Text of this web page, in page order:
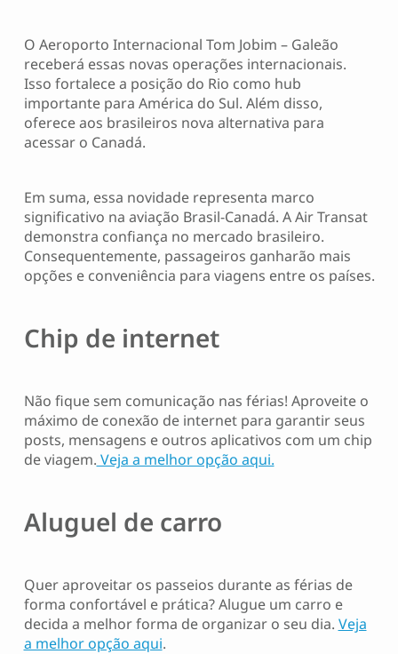
O Aeroporto Internacional Tom Jobim – Galeão
receberá essas novas operações internacionais.
Isso fortalece a posição do Rio como hub
importante para América do Sul. Além disso,
oferece aos brasileiros nova alternativa para
acessar o Canadá.
Em suma, essa novidade representa marco
significativo na aviação Brasil-Canadá. A Air Transat
demonstra confiança no mercado brasileiro.
Consequentemente, passageiros ganharão mais
opções e conveniência para viagens entre os países.
Chip de internet
Não fique sem comunicação nas férias! Aproveite o
máximo de conexão de internet para garantir seus
posts, mensagens e outros aplicativos com um chip
de viagem. Veja a melhor opção aqui.
Aluguel de carro
Quer aproveitar os passeios durante as férias de
forma confortável e prática? Alugue um carro e
decida a melhor forma de organizar o seu dia. Veja
a melhor opção aqui.